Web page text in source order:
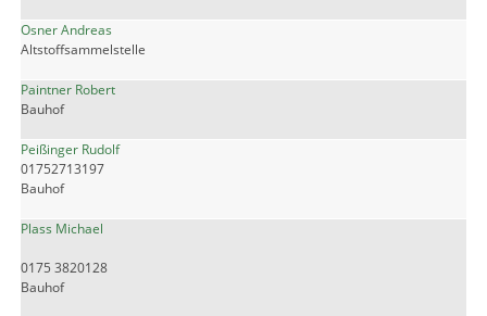
Osner Andreas
Altstoffsammelstelle
Paintner Robert
Bauhof
Peißinger Rudolf
01752713197
Bauhof
Plass Michael
0175 3820128
Bauhof